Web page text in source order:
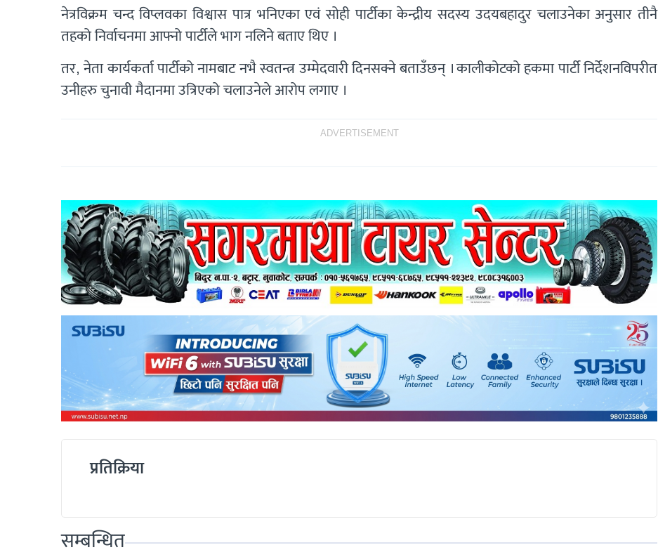
नेत्रविक्रम चन्द विप्लवका विश्वास पात्र भनिएका एवं सोही पार्टीका केन्द्रीय सदस्य उदयबहादुर चलाउनेका अनुसार तीनै
तहको निर्वाचनमा आफ्नो पार्टीले भाग नलिने बताए थिए ।
तर, नेता कार्यकर्ता पार्टीको नामबाट नभै स्वतन्त्र उम्मेदवारी दिनसक्ने बताउँछन् । कालीकोटको हकमा पार्टी निर्देशनविपरीत
उनीहरु चुनावी मैदानमा उत्रिएको चलाउनेले आरोप लगाए ।
ADVERTISEMENT
प्रतिक्रिया
सम्बन्धित